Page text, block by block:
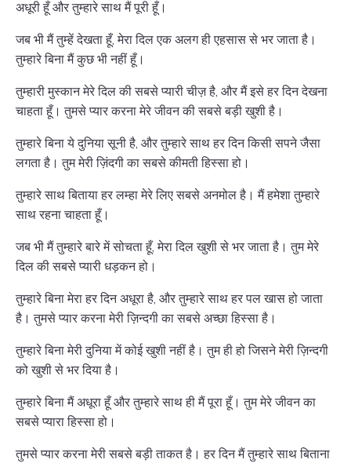
अधूरी हूँ और तुम्हारे साथ मैं पूरी हूँ।
जब भी मैं तुम्हें देखता हूँ, मेरा दिल एक अलग ही एहसास से भर जाता है।
तुम्हारे बिना मैं कुछ भी नहीं हूँ।
तुम्हारी मुस्कान मेरे दिल की सबसे प्यारी चीज़ है, और मैं इसे हर दिन देखना
चाहता हूँ। तुमसे प्यार करना मेरे जीवन की सबसे बड़ी खुशी है।
तुम्हारे बिना ये दुनिया सूनी है, और तुम्हारे साथ हर दिन किसी सपने जैसा
लगता है। तुम मेरी ज़िंदगी का सबसे कीमती हिस्सा हो।
तुम्हारे साथ बिताया हर लम्हा मेरे लिए सबसे अनमोल है। मैं हमेशा तुम्हारे
साथ रहना चाहता हूँ।
जब भी मैं तुम्हारे बारे में सोचता हूँ, मेरा दिल खुशी से भर जाता है। तुम मेरे
दिल की सबसे प्यारी धड़कन हो।
तुम्हारे बिना मेरा हर दिन अधूरा है, और तुम्हारे साथ हर पल खास हो जाता
है। तुमसे प्यार करना मेरी ज़िन्दगी का सबसे अच्छा हिस्सा है।
तुम्हारे बिना मेरी दुनिया में कोई खुशी नहीं है। तुम ही हो जिसने मेरी ज़िन्दगी
को खुशी से भर दिया है।
तुम्हारे बिना मैं अधूरा हूँ और तुम्हारे साथ ही मैं पूरा हूँ। तुम मेरे जीवन का
सबसे प्यारा हिस्सा हो।
तुमसे प्यार करना मेरी सबसे बड़ी ताकत है। हर दिन मैं तुम्हारे साथ बिताना